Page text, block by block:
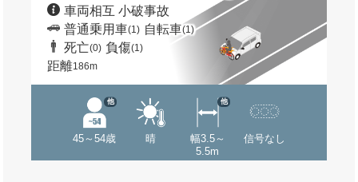
車両相互 小破事故
普通乗用車(1) 自転車(1)
死亡(0) 負傷(1)
距離186m
45～54歳
他
晴
幅3.5～
5.5m
他
信号なし